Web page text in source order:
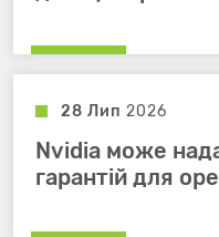
28 Лип 2026
Nvidia може
гарантій для